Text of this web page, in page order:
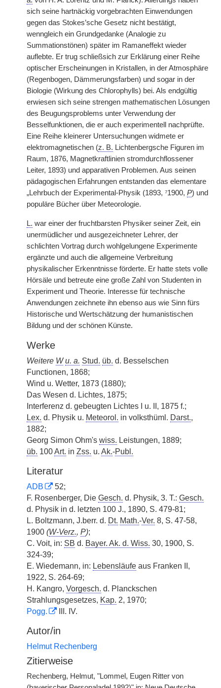
sich seine hartnäckig vorgebrachten Einwendungen
gegen das Stokes’sche Gesetz nicht bestätigt,
wenngleich ein Grundgedanke (Analogie zu
Summationstönen) später im Ramaneffekt wieder
auflebte. Er trug schließsich zur Erklärung einer Reihe
optischer Erscheinungen in Kristallen, in der Atmosphäre
(Regenbogen, Dämmerungsfarben) und sogar in der
Biologie (Wirkung des Chlorophylls) bei. Als endgültig
erwiesen sich seine strengen mathematischen Lösungen
des Beugungsproblems unter Verwendung der
Besselfunktionen, die er auch experimentell nachprüfte.
Eine Reihe kleinerer Untersuchungen widmete er
elektromagnetischen (z. B. Lichtenbergsche Figuren im
Raum, 1876, Magnetkraftlinien stromdurchflossener
Leiter, 1893) und apparativen Problemen. Aus seinen
pädagogischen Erfahrungen entstanden das elementare
„Lehrbuch der Experimental-Physik (1893, ⁷1900, P) und
populäre Bücher über Meteorologie.
L. war einer der fruchtbarsten Physiker seiner Zeit, ein
unermüdlicher und ausgezeichneter Lehrer, der
schlichten Vortrag durch wohlgelungene Experimente
ergänzte und auch die allgemeine Verbreitung
physikalischer Erkenntnisse förderte. Er hatte stets volle
Hörsäle und betreute eine große Zahl von Studenten in
Experiment und Theorie. Interesse für technische
Anwendungen zeichnete ihn ebenso aus wie Sinn fürs
Historische und Wertschätzung der humanistischen
Bildung und der schönen Künste.
Werke
Weitere W u. a. Stud. üb. d. Besselschen
Functionen, 1868;
Wind u. Wetter, 1873 (1880);
Das Wesen d. Lichtes, 1875;
Interferenz d. gebeugten Lichtes I u. II, 1875 f.;
Lex. d. Physik u. Meteorol. in volksthüml. Darst.,
1882;
Georg Simon Ohm's wiss. Leistungen, 1889;
üb. 100Art. in Zss. u. Ak.-Publ.
Literatur
ADB
52;
F. Rosenberger, Die Gesch. d. Physik, 3. T.: Gesch.
d. Physik in d. letzten 100 J., 1890, S. 479-81;
L. Boltzmann, J.berr. d. Dt. Math.-Ver. 8, S. 47-58,
1900 (W-Verz., P);
C. Voit, in: SB d. Bayer. Ak. d. Wiss. 30, 1900, S.
324-39;
E. Wiedemann, in: Lebensläufe aus Franken II,
1922, S. 264-69;
H. Kangro, Vorgesch. d. Planckschen
Strahlungsgesetzes, Kap. 2, 1970;
Pogg.
III. IV.
Autor/in
Helmut Rechenberg
Zitierweise
Rechenberg, Helmut, "Lommel, Eugen Ritter von